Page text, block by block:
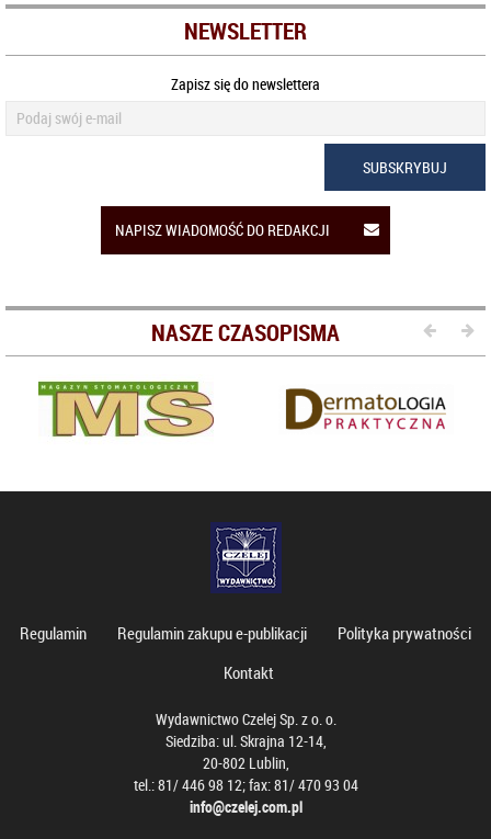
NEWSLETTER
Zapisz się do newslettera
SUBSKRYBUJ
NAPISZ WIADOMOŚĆ DO REDAKCJI
NASZE CZASOPISMA
Regulamin Regulamin zakupu e-publikacji
Polityka prywatności
Kontakt
Wydawnictwo Czelej Sp. z o. o.
Siedziba: ul. Skrajna 12-14,
20-802 Lublin,
tel.: 81/ 446 98 12; fax: 81/ 470 93 04
info@czelej.com.pl